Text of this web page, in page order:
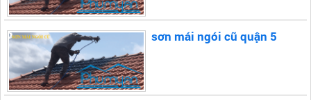
sơn mái ngói cũ quận 5